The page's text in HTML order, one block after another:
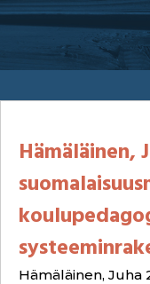
Hämäläinen,
Hämäläinen, Juha